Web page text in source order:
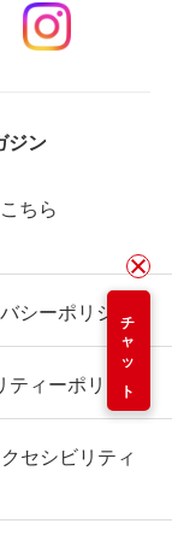
チャット
ジン
ちら
シーポリシー
ィーポリシー
セシビリティ